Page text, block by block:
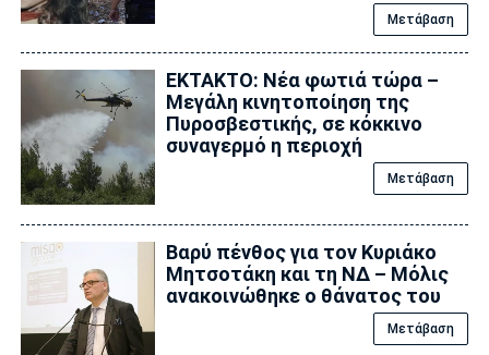
Μετάβαση
ΕΚΤΑΚΤΟ: Νέα φωτιά τώρα –
Μεγάλη κινητοποίηση της
Πυροσβεστικής, σε κόκκινο
συναγερμό η περιοχή
Μετάβαση
Βαρύ πένθος για τον Κυριάκο
Μητσοτάκη και τη ΝΔ – Μόλις
ανακοινώθηκε ο θάνατος του
Μετάβαση